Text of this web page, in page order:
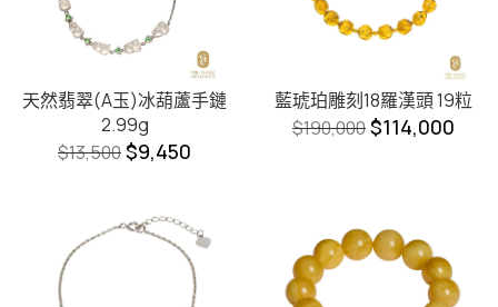
天然翡翠(A玉)冰葫蘆手鏈
2.99g
$13,500$9,450
藍琥珀雕刻18羅漢頭 19粒
$190,000$114,000